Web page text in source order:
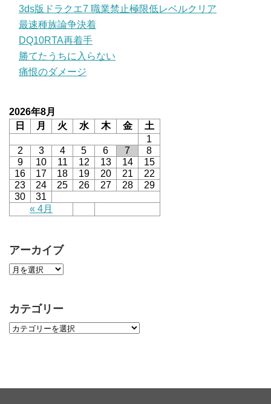
3ds版ドラクエ7 職業禁止極限低レベルクリア
最速種族論争決着
DQ10RTA再着手
勝てたうちに入らない
痛恨のダメージ
2026年8月
日
月 火 水 木 金 土
« 4月
1
2
3 4 5 6 7
8
9
10 11 12 13 14
15
16
17 18 19 20 21
22
23
24 25 26 27 28
29
30
31
アーカイブ
カテゴリー